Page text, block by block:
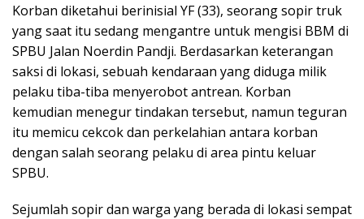
Korban diketahui berinisial YF (33), seorang sopir truk
yang saat itu sedang mengantre untuk mengisi BBM di
SPBU Jalan Noerdin Pandji. Berdasarkan keterangan
saksi di lokasi, sebuah kendaraan yang diduga milik
pelaku tiba-tiba menyerobot antrean. Korban
kemudian menegur tindakan tersebut, namun teguran
itu memicu cekcok dan perkelahian antara korban
dengan salah seorang pelaku di area pintu keluar
SPBU.
Sejumlah sopir dan warga yang berada di lokasi sempat